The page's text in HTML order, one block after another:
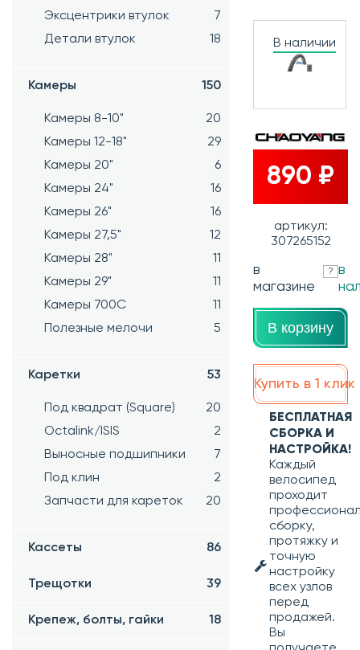
Эксцентрики втулок
7
Детали втулок
18
Камеры 150
Камеры 8-10"
20
Камеры 12-18"
29
Камеры 20"
6
Камеры 24"
16
Камеры 26"
16
Камеры 27,5"
12
Камеры 28"
11
Камеры 29"
11
Камеры 700C
11
Полезные мелочи
5
Каретки 53
Под квадрат (Square)
20
Octalink/ISIS
2
Выносные подшипники
7
Под клин
2
Запчасти для кареток
20
Кассеты 86
Трещотки 39
Крепеж, болты, гайки 18
В наличии
890 ₽
артикул:
307265152
в
магазине
? в
В корзину
Купить в 1 клик
БЕСПЛАТНАЯ
СБОРКА И
НАСТРОЙКА!
Каждый
велосипед
проходит
сборку,
протяжку и
точную
настройку
всех узлов
перед
продажей.
Вы